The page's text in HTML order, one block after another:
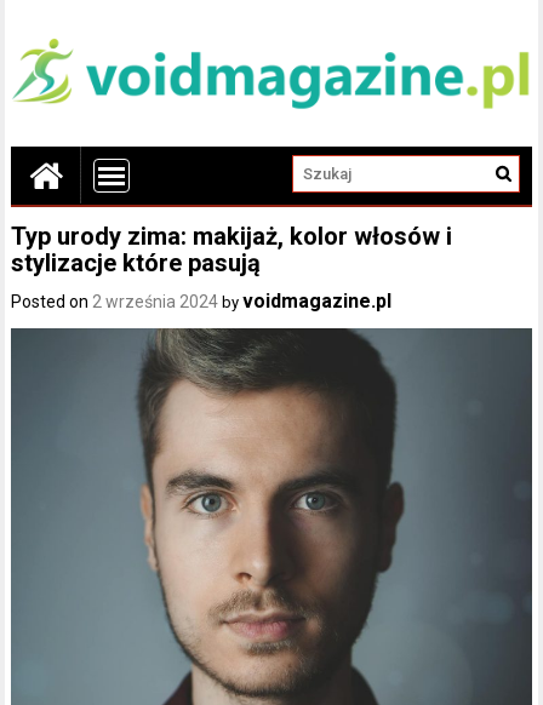
Typ urody zima: makijaż, kolor włosów i
stylizacje które pasują
Posted on 2 września 2024 byvoidmagazine.pl